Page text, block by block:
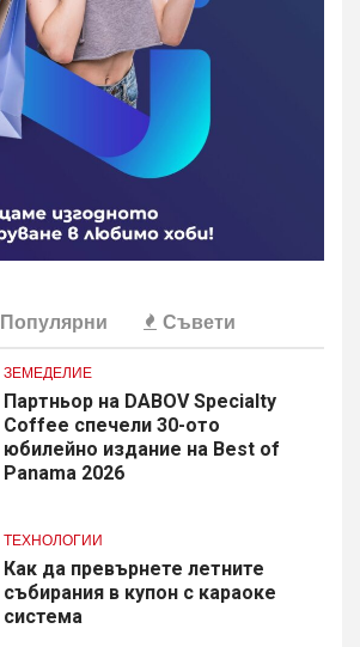
Популярни Съвети
ЗЕМЕДЕЛИЕ
Партньор на DABOV Specialty
Coffee спечели 30-ото
юбилейно издание на Best of
Panama 2026
ТЕХНОЛОГИИ
Как да превърнете летните
събирания в купон с караоке
система